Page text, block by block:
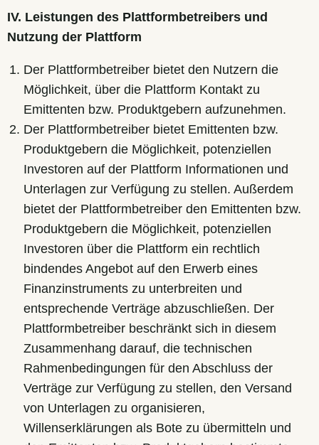
IV. Leistungen des Plattformbetreibers und
Nutzung der Plattform
Der Plattformbetreiber bietet den Nutzern die
Möglichkeit, über die Plattform Kontakt zu
Emittenten bzw. Produktgebern aufzunehmen.
Der Plattformbetreiber bietet Emittenten bzw.
Produktgebern die Möglichkeit, potenziellen
Investoren auf der Plattform Informationen und
Unterlagen zur Verfügung zu stellen. Außerdem
bietet der Plattformbetreiber den Emittenten bzw.
Produktgebern die Möglichkeit, potenziellen
Investoren über die Plattform ein rechtlich
bindendes Angebot auf den Erwerb eines
Finanzinstruments zu unterbreiten und
entsprechende Verträge abzuschließen. Der
Plattformbetreiber beschränkt sich in diesem
Zusammenhang darauf, die technischen
Rahmenbedingungen für den Abschluss der
Verträge zur Verfügung zu stellen, den Versand
von Unterlagen zu organisieren,
Willenserklärungen als Bote zu übermitteln und